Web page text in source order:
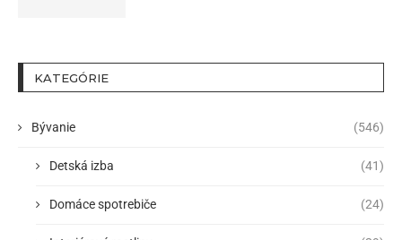
KATEGÓRIE
Bývanie (546)
Detská izba (41)
Domáce spotrebiče (24)